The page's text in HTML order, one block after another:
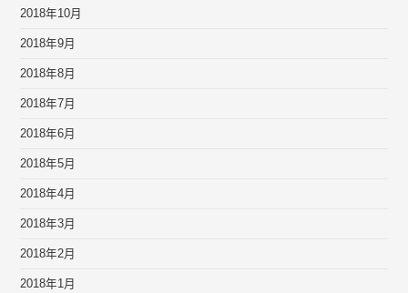
2018年10月
2018年9月
2018年8月
2018年7月
2018年6月
2018年5月
2018年4月
2018年3月
2018年2月
2018年1月